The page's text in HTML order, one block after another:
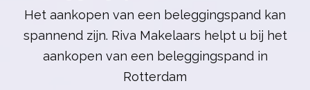
Het aankopen van een beleggingspand kan
spannend zijn. Riva Makelaars helpt u bij het
aankopen van een beleggingspand in
Rotterdam